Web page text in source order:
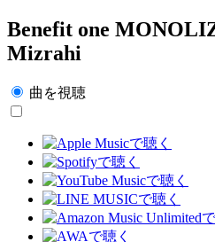
Benefit one
Mizrahi
曲を視聴